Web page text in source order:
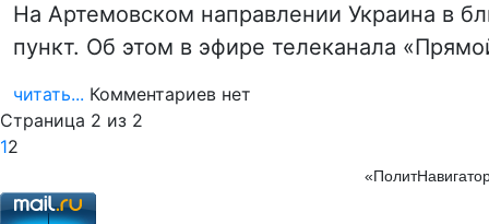
На Артемовском направлении Украина в
пункт. Об этом в эфире телеканала
читать... Комментариев нет
Страница 2 из 2
12